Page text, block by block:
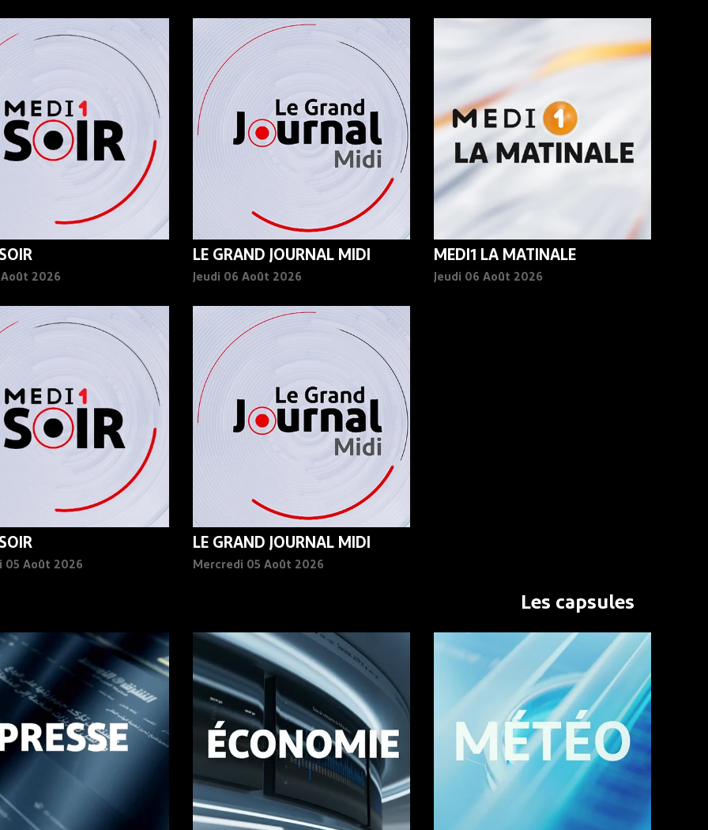
2026
LE GRAND JOURNAL MIDI
Jeudi 06 Août 2026
MEDI1 LA MATINALE
Jeudi 06 Août 2026
05 Août 2026
LE GRAND JOURNAL MIDI
Mercredi 05 Août 2026
Les capsules